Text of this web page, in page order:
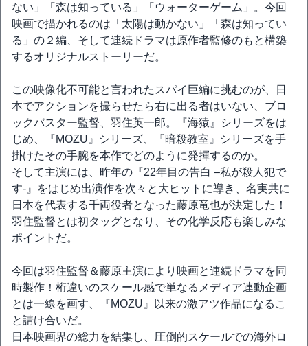
ない」「森は知っている」「ウォーターゲーム」。今回
映画で描かれるのは「太陽は動かない」「森は知ってい
る」の２編、そして連続ドラマは原作者監修のもと構築
するオリジナルストーリーだ。
この映像化不可能と言われたスパイ巨編に挑むのが、日
本でアクションを撮らせたら右に出る者はいない、ブロ
ックバスター監督、羽住英一郎。『海猿』シリーズをは
じめ、『MOZU』シリーズ、『暗殺教室』シリーズを手
掛けたその手腕を本作でどのように発揮するのか。
そして主演には、昨年の『22年目の告白 –私が殺人犯で
す-』をはじめ出演作を次々と大ヒットに導き、名実共に
日本を代表する千両役者となった藤原竜也が決定した！
羽住監督とは初タッグとなり、その化学反応も楽しみな
ポイントだ。
今回は羽住監督＆藤原主演により映画と連続ドラマを同
時製作！桁違いのスケール感で単なるメディア連動企画
とは一線を画す、『MOZU』以来の激アツ作品になるこ
と請け合いだ。
日本映画界の総力を結集し、圧倒的スケールでの海外ロ